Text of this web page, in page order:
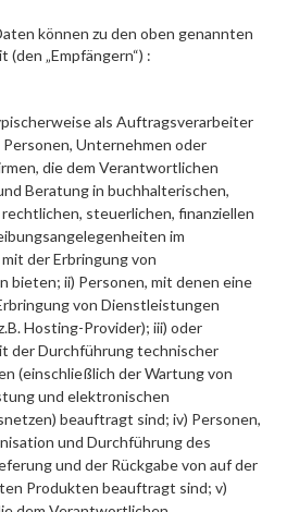
können zu den oben genannten
„Empfängern“) :
als Auftragsverarbeiter
Personen, Unternehmen oder
die dem Verantwortlichen
Beratung in buchhalterischen,
steuerlichen, finanziellen
im
der Erbringung von
bieten; ii) Personen, mit denen eine
von Dienstleistungen
Hosting-Provider); iii) oder
der Durchführung technischer
(einschließlich der Wartung von
und elektronischen
beauftragt sind; iv) Personen,
und Durchführung des
und der Rückgabe von auf der
Produkten beauftragt sind; v)